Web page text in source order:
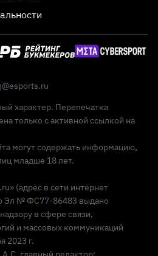
характер. Перепечатка
только с активной ссылкой на
могут содержать информацию,
младше 18 лет.
(адрес в сети интернет
Эл № ФС77-86483 выдано
в сфере связи,
и массовых коммуникаций
2023 г.